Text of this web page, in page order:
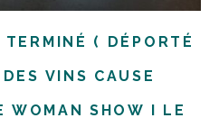
( DÉPORTÉ
VINS CAUSE
WOMAN SHOW I LE